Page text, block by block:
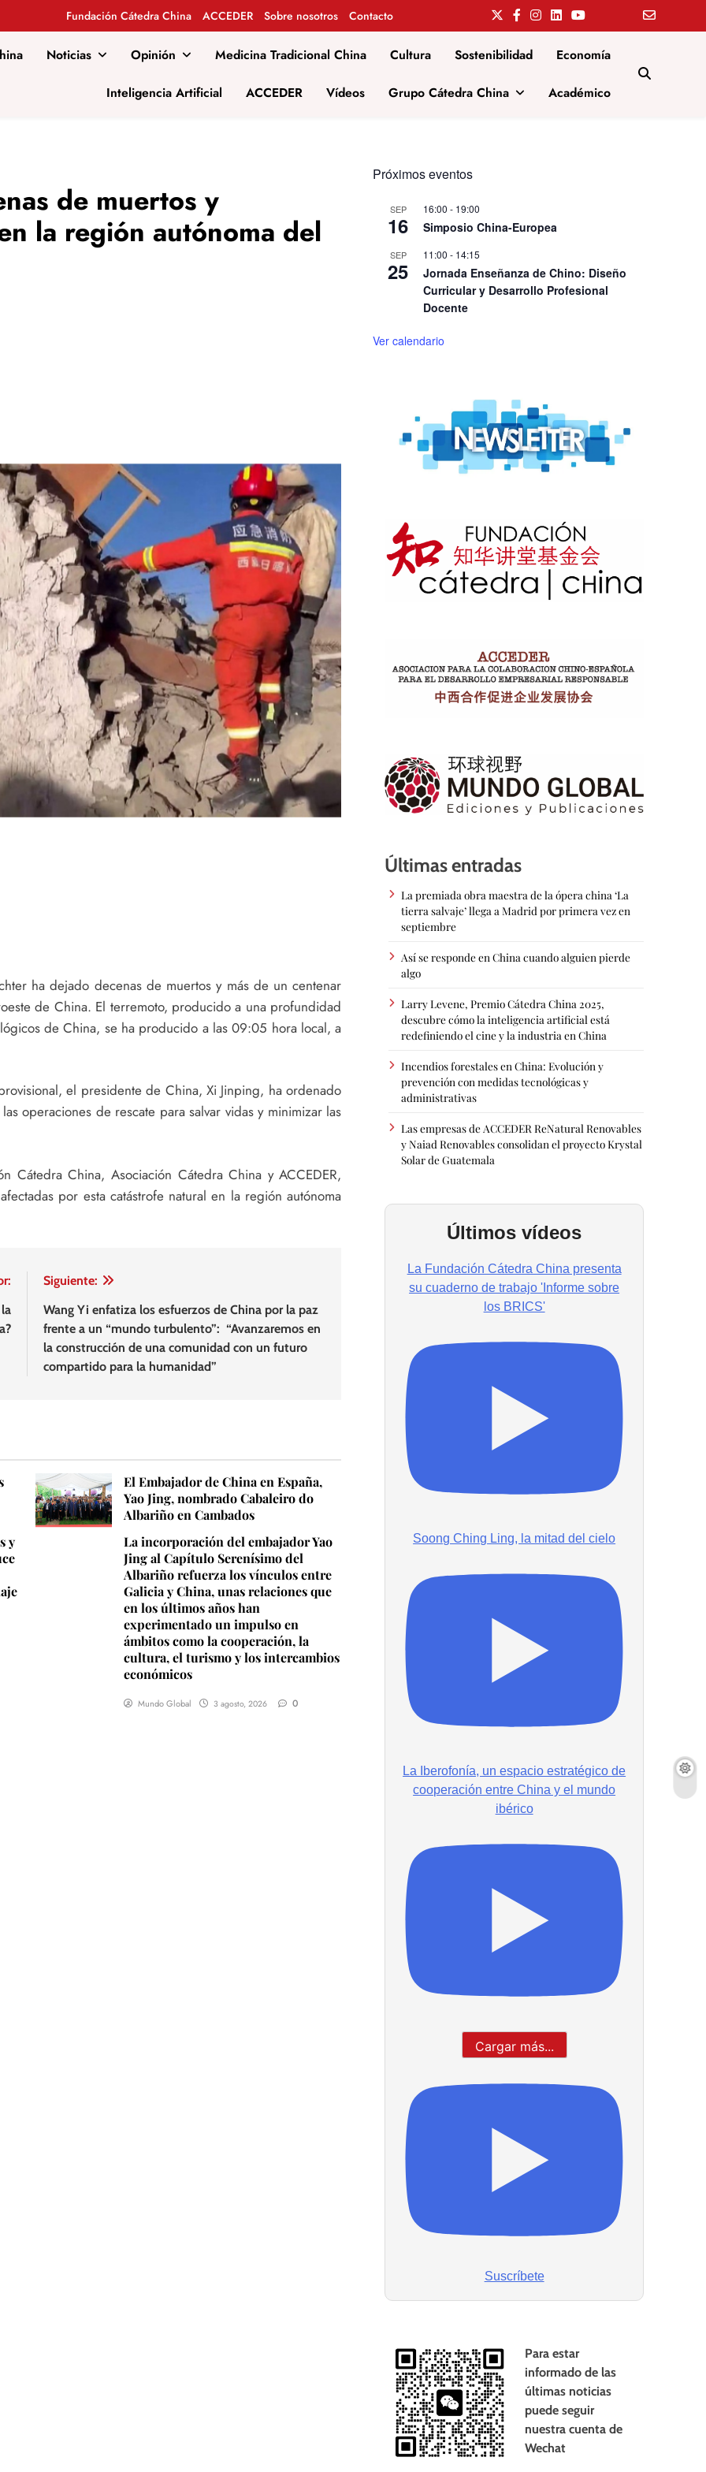
Fundación Cátedra China ACCEDER Sobre nosotros Contacto
Noticias Opinión Medicina Tradicional China Cultura Sostenibilidad Economía
Inteligencia Artificial ACCEDER Vídeos Grupo Cátedra China Académico
de muertos y
la región autónoma del
ha dejado decenas de muertos y más de un centenar
de China. El terremoto, producido a una profundidad
de China, se ha producido a las 09:05 hora local, a
el presidente de China, Xi Jinping, ha ordenado
operaciones de rescate para salvar vidas y minimizar las
Cátedra China, Asociación Cátedra China y ACCEDER,
por esta catástrofe natural en la región autónoma
Siguiente:
Wang Yi enfatiza los esfuerzos de China por la paz
frente a un “mundo turbulento”: “Avanzaremos en
la construcción de una comunidad con un futuro
compartido para la humanidad”
y
El Embajador de China en España,
Yao Jing, nombrado Cabaleiro do
Albariño en Cambados
La incorporación del embajador Yao
Jing al Capítulo Serenísimo del
Albariño refuerza los vínculos entre
Galicia y China, unas relaciones que
en los últimos años han
experimentado un impulso en
ámbitos como la cooperación, la
cultura, el turismo y los intercambios
económicos
Mundo Global 3 agosto, 2026 0
Próximos eventos
SEP
16
16:00 - 19:00
Simposio China-Europea
SEP
25
11:00 - 14:15
Jornada Enseñanza de Chino: Diseño
Curricular y Desarrollo Profesional
Docente
Ver calendario
Últimas entradas
La premiada obra maestra de la ópera china ‘La
tierra salvaje’ llega a Madrid por primera vez en
septiembre
Así se responde en China cuando alguien pierde
algo
Larry Levene, Premio Cátedra China 2025,
descubre cómo la inteligencia artificial está
redefiniendo el cine y la industria en China
Incendios forestales en China: Evolución y
prevención con medidas tecnológicas y
administrativas
Las empresas de ACCEDER ReNatural Renovables
y Naiad Renovables consolidan el proyecto Krystal
Solar de Guatemala
Últimos vídeos
La Fundación Cátedra China presenta
su cuaderno de trabajo 'Informe sobre
los BRICS'
Soong Ching Ling, la mitad del cielo
La Iberofonía, un espacio estratégico de
cooperación entre China y el mundo
ibérico
Cargar más...
Suscríbete
Para estar
informado de las
últimas noticias
puede seguir
nuestra cuenta de
Wechat